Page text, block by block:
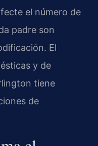
el número de
padre son
El
y de
tiene
de